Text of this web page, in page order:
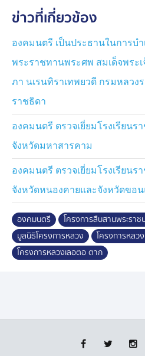
กล่าวกับเจ้าหน้าที่และประชาช
โอกาสนี้ องคมนตรี ได้พบเกษต
ประชาชน เพื่อรับฟังความคิดเห็
ต้องการด้านการประกอบอาชีพ
เคลื่อนการดำเนินงานของมูลนิ
ปัจจุบัน ศูนย์พัฒนาโครงการหล
ศูนย์กลางการส่งเสริมและถ่ายท
การเกษตรบนพื้นที่สูงตามหลักปรั
ส่งเสริมการปลูกพืชผัก ไม้ผล แ
พื้นที่ ควบคู่กับการอนุรักษ์ดิน น้
รวมทั้งส่งเสริมการปลูกป่าชาวบ้
"ป่า 3 อย่าง ประโยชน์ 4 อย่าง
การแปรรูปผลผลิต และการสืบ
สามารถยกระดับคุณภาพชีวิตขอ
รายได้ที่มั่นคง มุ่งสู่การเป็นชุมช
สมดุลทั้งด้านเศรษฐกิจ สังคม แล
ข่าวที่เกี่ยวข้อง
องคมนตรี เป็นประธานในการบ
พระราชทานพระศพ สมเด็จพระเ
ภา นเรนทิราเทพยวดี กรมหลว
ราชธิดา
องคมนตรี ตรวจเยี่ยมโรงเรียน
จังหวัดมหาสารคาม
องคมนตรี ตรวจเยี่ยมโรงเรียน
จังหวัดหนองคายและจังหวัดขอ
องคมนตรี
โครงการสืบสานพระรา
มูลนิธิโครงการหลวง
โครงการหลว
โครงการหลวงเลอตอ ตาก